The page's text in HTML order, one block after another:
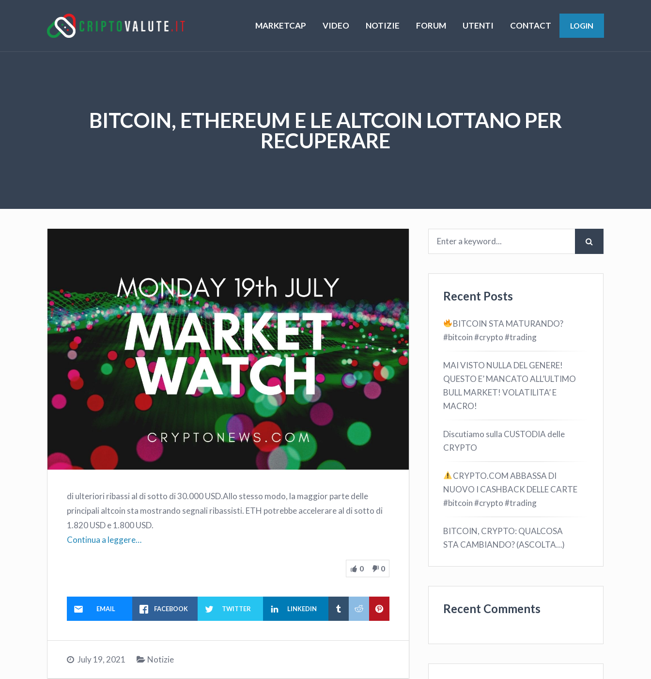
MARKETCAP VIDEO NOTIZIE FORUM UTENTI CONTACT LOGIN
BITCOIN, ETHEREUM E LE ALTCOIN LOTTANO PER
RECUPERARE
di ulteriori ribassi al di sotto di 30.000 USD.Allo stesso modo, la maggior parte delle
principali altcoin sta mostrando segnali ribassisti. ETH potrebbe accelerare al di sotto di
1.820 USD e 1.800 USD.
Continua a leggere…
0 0
EMAIL FACEBOOK TWITTER LINKEDIN
July 19, 2021 Notizie
Recent Posts
BITCOIN STA MATURANDO?
#bitcoin #crypto #trading
MAI VISTO NULLA DEL GENERE!
QUESTO E’ MANCATO ALL’ULTIMO
BULL MARKET! VOLATILITA’ E
MACRO!
Discutiamo sulla CUSTODIA delle
CRYPTO
CRYPTO.COM ABBASSA DI
NUOVO I CASHBACK DELLE CARTE
#bitcoin #crypto #trading
BITCOIN, CRYPTO: QUALCOSA
STA CAMBIANDO? (ASCOLTA…)
Recent Comments